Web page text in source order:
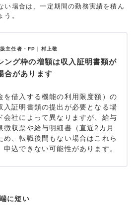
い場合は、一定期間の勤務実績を積ん
う。
主任者・FP｜ 村上敬
ング枠の増額は収入証明書類が
合があります
を借入する機能の利用限度額）の
入証明書類の提出が必要となる場
会社によって異なりますが、給与
徴収票や給与明細書（直近2カ月
め、転職後間もない場合はこれら
込できない可能性があります。
に短い